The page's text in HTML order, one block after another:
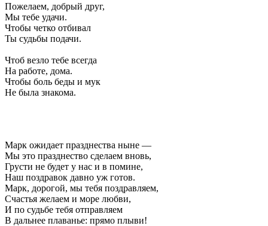
Пожелаем, добрый друг,
Мы тебе удачи.
Чтобы четко отбивал
Ты судьбы подачи.
Чтоб везло тебе всегда
На работе, дома.
Чтобы боль беды и мук
Не была знакома.
Марк ожидает празднества ныне —
Мы это празднество сделаем вновь,
Грусти не будет у нас и в помине,
Наш поздравок давно уж готов.
Марк, дорогой, мы тебя поздравляем,
Счастья желаем и море любви,
И по судьбе тебя отправляем
В дальнее плаванье: прямо плыви!